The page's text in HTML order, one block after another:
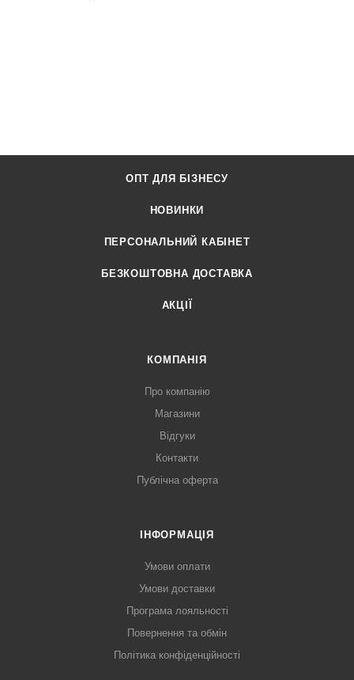
ОПТ ДЛЯ БІЗНЕСУ
НОВИНКИ
ПЕРСОНАЛЬНИЙ КАБІНЕТ
БЕЗКОШТОВНА ДОСТАВКА
АКЦІЇ
КОМПАНІЯ
Про компанію
Магазини
Відгуки
Контакти
Публічна оферта
ІНФОРМАЦІЯ
Умови оплати
Умови доставки
Програма лояльності
Повернення та обмін
Політика конфіденційності